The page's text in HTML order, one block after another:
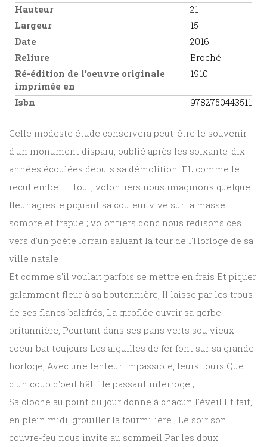
Hauteur
21
Largeur
15
Date
2016
Reliure
Broché
Ré-édition de l'oeuvre originale
imprimée en
1910
Isbn 9782750443511
Celle modeste étude conservera peut-être le souvenir
d'un monument disparu, oublié après les soixante-dix
années écoulées depuis sa démolition. EL comme le
recul embellit tout, volontiers nous imaginons quelque
fleur agreste piquant sa couleur vive sur la masse
sombre et trapue ; volontiers donc nous redisons ces
vers d'un poète lorrain saluant la tour de l'Horloge de sa
ville natale
Et comme s'il voulait parfois se mettre en frais Et piquer
galamment fleur à sa boutonnière, Il laisse par les trous
de ses flancs balàfrés, La giroflée ouvrir sa gerbe
pritannière, Pourtant dans ses pans verts sou vieux
coeur bat toujours Les aiguilles de fer font sur sa grande
horloge, Avec une lenteur impassible, leurs tours Que
d'un coup d'oeil hâtif le passant interroge ;
Sa cloche au point du jour donne à chacun l'éveil Et fait,
en plein midi, grouiller la fourmilière ; Le soir son
couvre-feu nous invite au sommeil Par les doux